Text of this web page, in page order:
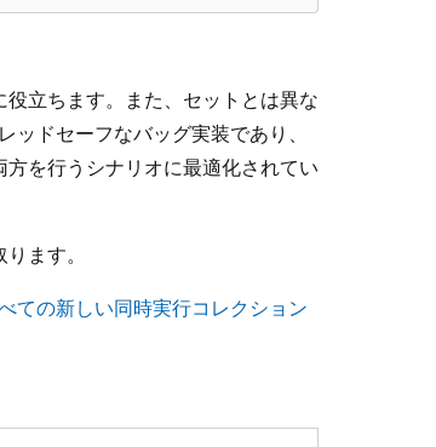
立ちます。また、セットとは異な
ッドセーフなバッグ実装であり、
を行うシナリオに最適化されてい
ます。
ての新しい同時実行コレクション